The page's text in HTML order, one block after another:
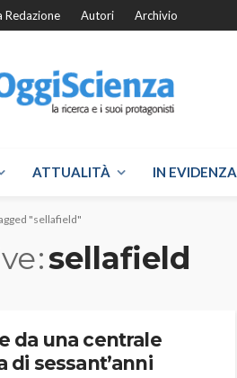
Redazione Autori Archivio
ATTUALITÀ IN EVIDENZA
"sellafield"
sellafield
da una centrale
di sessant’anni